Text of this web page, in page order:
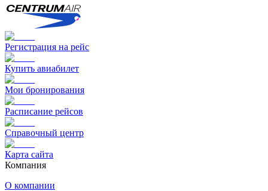
Регистрация на рейс
Купить авиабилет
Мои бронирования
Расписание рейсов
Справочный центр
Карта сайта
Компания
О компании